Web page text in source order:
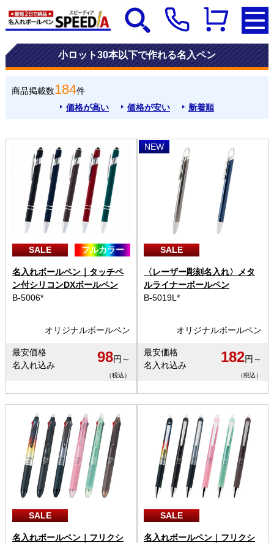
小ロット30本以下で作れる名入ペン
商品掲載数184件
価格が高い
価格が安い 新着順
SALE フルカラー
名入れボールペン｜タッチペ
ン付シリコンDXボールペン
B-5006*
オリジナルボールペン
最安価格
名入れ込み
98円～
（税込）
NEW
SALE
〈レーザー彫刻名入れ〉メタ
ルライナーボールペン
B-5019L*
オリジナルボールペン
最安価格
名入れ込み
182円～
（税込）
SALE
名入れボールペン｜フリクシ
SALE
名入れボールペン｜フリクシ